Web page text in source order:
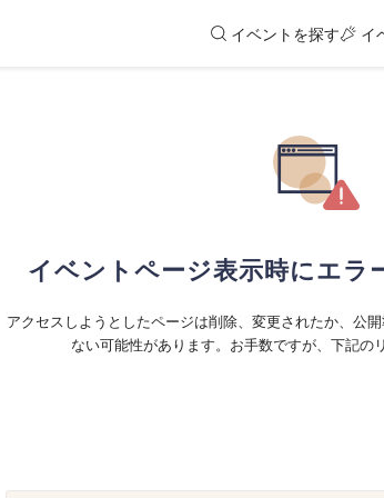
イベントを探す イ
イベントページ表示時にエラ
アクセスしようとしたページは削除、変更されたか、公
ない可能性があります。お手数ですが、下記の